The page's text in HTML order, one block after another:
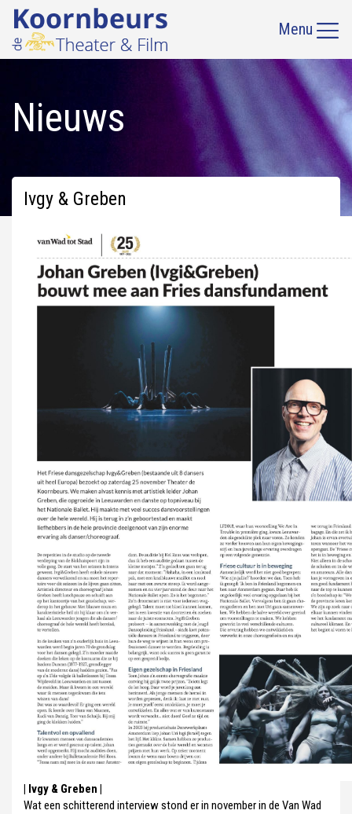
Menu
Nieuws
Ivgy & Greben
| Ivgy & Greben |
Wat een schitterend interview stond er in november in de Van Wad